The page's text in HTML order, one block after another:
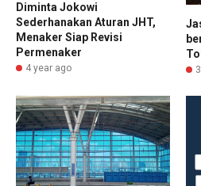
Diminta Jokowi
Sederhanakan Aturan JHT,
Menaker Siap Revisi
Permenaker
4 year ago